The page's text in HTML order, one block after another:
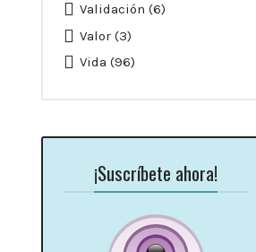
Validación (6)
Valor(3)
Vida (96)
¡Suscríbete ahora!